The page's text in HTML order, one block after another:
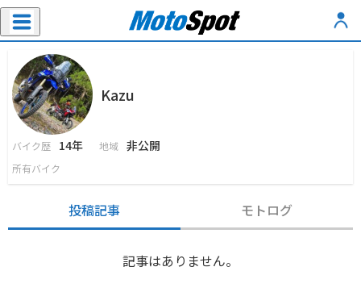
Kazu
バイク歴 14年 地域 非公開
所有バイク
投稿記事 モトログ
記事はありません。